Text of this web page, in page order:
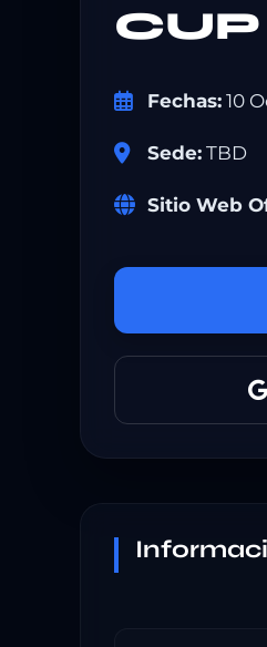
Fechas: 10
Sede: TBD
Sitio Web